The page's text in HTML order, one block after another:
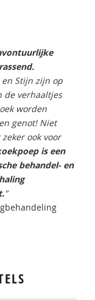
en Stijn zijn op
de verhaaltjes
worden
genot! Niet
ook voor
is een
behandel- en
"